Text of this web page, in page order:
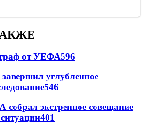
от УЕФА596
углубленное
546
экстренное совещание
401